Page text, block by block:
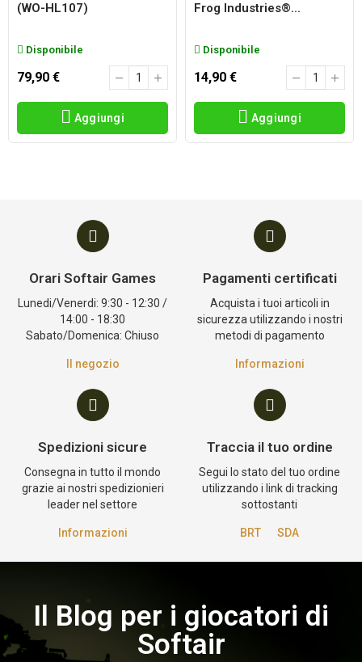
(WO-HL107)
Disponibile
79,90 €
Aggiungi
Frog Industries®...
Disponibile
14,90 €
Aggiungi
Orari Softair Games
Lunedi/Venerdi: 9:30 - 12:30 /
14:00 - 18:30
Sabato/Domenica: Chiuso
Il negozio
Pagamenti certificati
Acquista i tuoi articoli in
sicurezza utilizzando i nostri
metodi di pagamento
Informazioni
Spedizioni sicure
Consegna in tutto il mondo
grazie ai nostri spedizionieri
leader nel settore
Informazioni
Traccia il tuo ordine
Segui lo stato del tuo ordine
utilizzando i link di tracking
sottostanti
BRT SDA
Il Blog per i giocatori di
Softair